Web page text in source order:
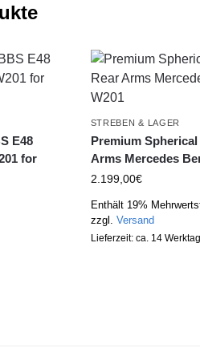
E48
for
STREBEN & LAGER
Premium
Arms Mercedes
2.199,00€
Enthält 19%
zzgl. Versand
Lieferzeit: ca. 14